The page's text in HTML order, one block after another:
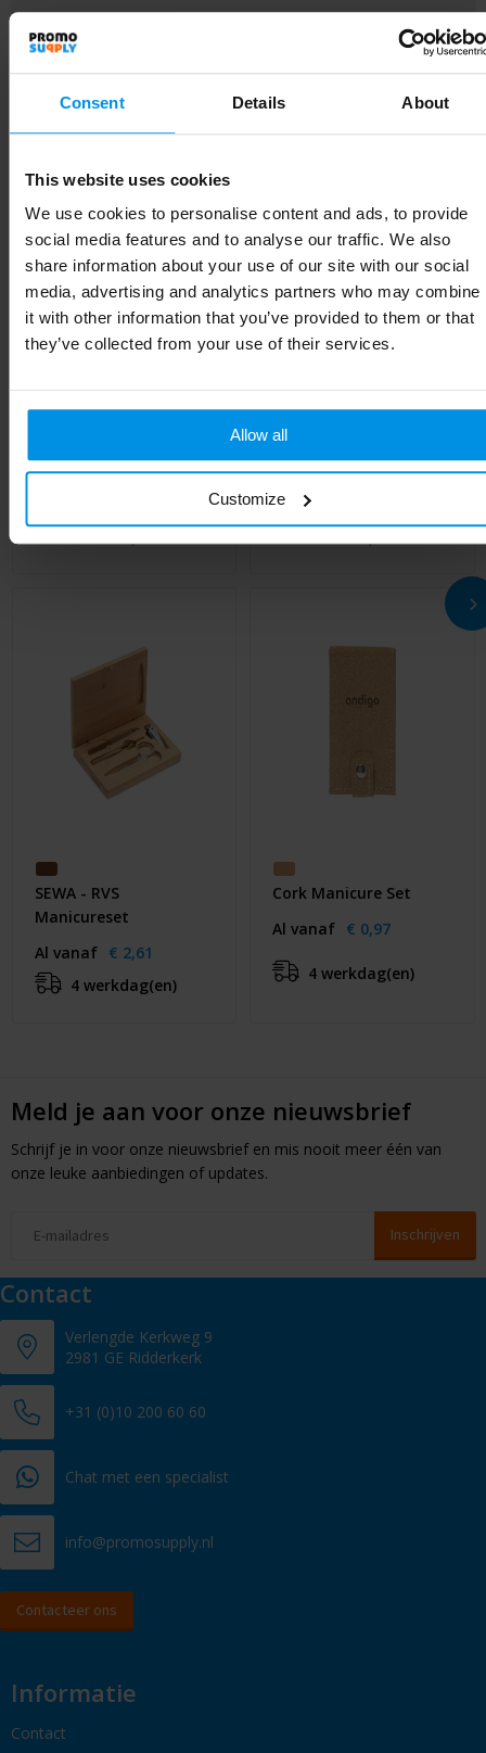
Consent Details About
This website uses cookies
We use cookies to personalise content and ads, to provide
social media features and to analyse our traffic. We also
share information about your use of our site with our social
media, advertising and analytics partners who may combine
it with other information that you’ve provided to them or that
they’ve collected from your use of their services.
Allow all
Customize
Lengte
Al vanaf € 0,50
Nagelvijl in Hoesje
Al vanaf € 0,59
SEWA - RVS
Manicureset
Al vanaf € 2,61
4 werkdag(en)
Cork Manicure Set
Al vanaf € 0,97
4 werkdag(en)
Meld je aan voor onze nieuwsbrief
Schrijf je in voor onze nieuwsbrief en mis nooit meer één van
onze leuke aanbiedingen of updates.
Contact
Verlengde Kerkweg 9
2981 GE Ridderkerk
+31 (0)10 200 60 60
Chat met een specialist
info@promosupply.nl
Contacteer ons
Informatie
Contact